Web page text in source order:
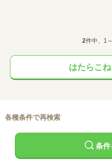
2件中、1
はたらこ
各種条件で再検索
条件